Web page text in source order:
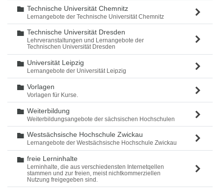
Ordner
Technische Universität Chemnitz
Lernangebote der Technische Universität Chemnitz
Ordner
Technische Universität Dresden
Lehrveranstaltungen und Lernangebote der
Technischen Universität Dresden
Ordner
Universität Leipzig
Lernangebote der Universität Leipzig
Ordner
Vorlagen
Vorlagen für Kurse.
Ordner
Weiterbildung
Weiterbildungsangebote der sächsischen Hochschulen
Ordner
Westsächsische Hochschule Zwickau
Lernangebote der Westsächsische Hochschule Zwickau
Ordner
freie Lerninhalte
Lerninhalte, die aus verschiedensten Internetqellen
stammen und zur freien, meist nichtkommerziellen
Nutzung freigegeben sind.